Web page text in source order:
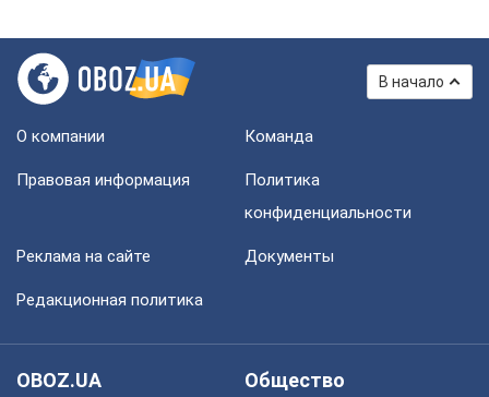
В начало
О компании Команда
Правовая информация
Политика
конфиденциальности
Реклама на сайте Документы
Редакционная политика
OBOZ.UA
Общество